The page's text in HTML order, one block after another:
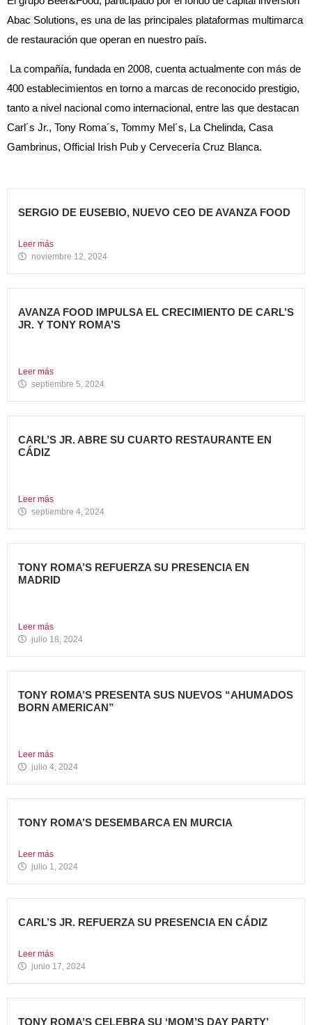
SERGIO DE EUSEBIO, NUEVO CEO DE AVANZA FOOD
Leer más
noviembre 12, 2024
AVANZA FOOD IMPULSA EL CRECIMIENTO DE CARL’S
JR. Y TONY ROMA’S
Leer más
septiembre 5, 2024
CARL’S JR. ABRE SU CUARTO RESTAURANTE EN
CÁDIZ
Leer más
septiembre 4, 2024
TONY ROMA’S REFUERZA SU PRESENCIA EN
MADRID
Leer más
julio 18, 2024
TONY ROMA’S PRESENTA SUS NUEVOS “AHUMADOS
BORN AMERICAN”
Leer más
julio 4, 2024
TONY ROMA’S DESEMBARCA EN MURCIA
Leer más
julio 1, 2024
CARL’S JR. REFUERZA SU PRESENCIA EN CÁDIZ
Leer más
junio 17, 2024
TONY ROMA’S CELEBRA SU ‘MOM’S DAY PARTY’
Abac Solutions, es una de las principales plataformas multimarca
de restauración que operan en nuestro país.
La compañía, fundada en 2008, cuenta actualmente con más de
400 establecimientos en torno a marcas de reconocido prestigio,
tanto a nivel nacional como internacional, entre las que destacan
Carl´s Jr., Tony Roma´s, Tommy Mel´s, La Chelinda, Casa
Gambrinus, Official Irish Pub y Cervecería Cruz Blanca.